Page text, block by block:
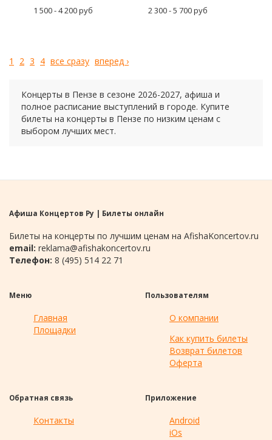
1 500 - 4 200руб
2 300 - 5 700руб
1 2 3 4 все сразу вперед ›
Концерты в Пензе в сезоне 2026-2027, афиша и
полное расписание выступлений в городе. Купите
билеты на концерты в Пензе по низким ценам с
выбором лучших мест.
Афиша Концертов Ру | Билеты онлайн
Билеты на концерты по лучшим ценам на AfishaKoncertov.ru
email: reklama@afishakoncertov.ru
Телефон: 8 (495) 514 22 71
Меню
Главная
Площадки
Пользователям
О компании
Как купить билеты
Возврат билетов
Оферта
Обратная связь
Контакты
Приложение
Android
iOs